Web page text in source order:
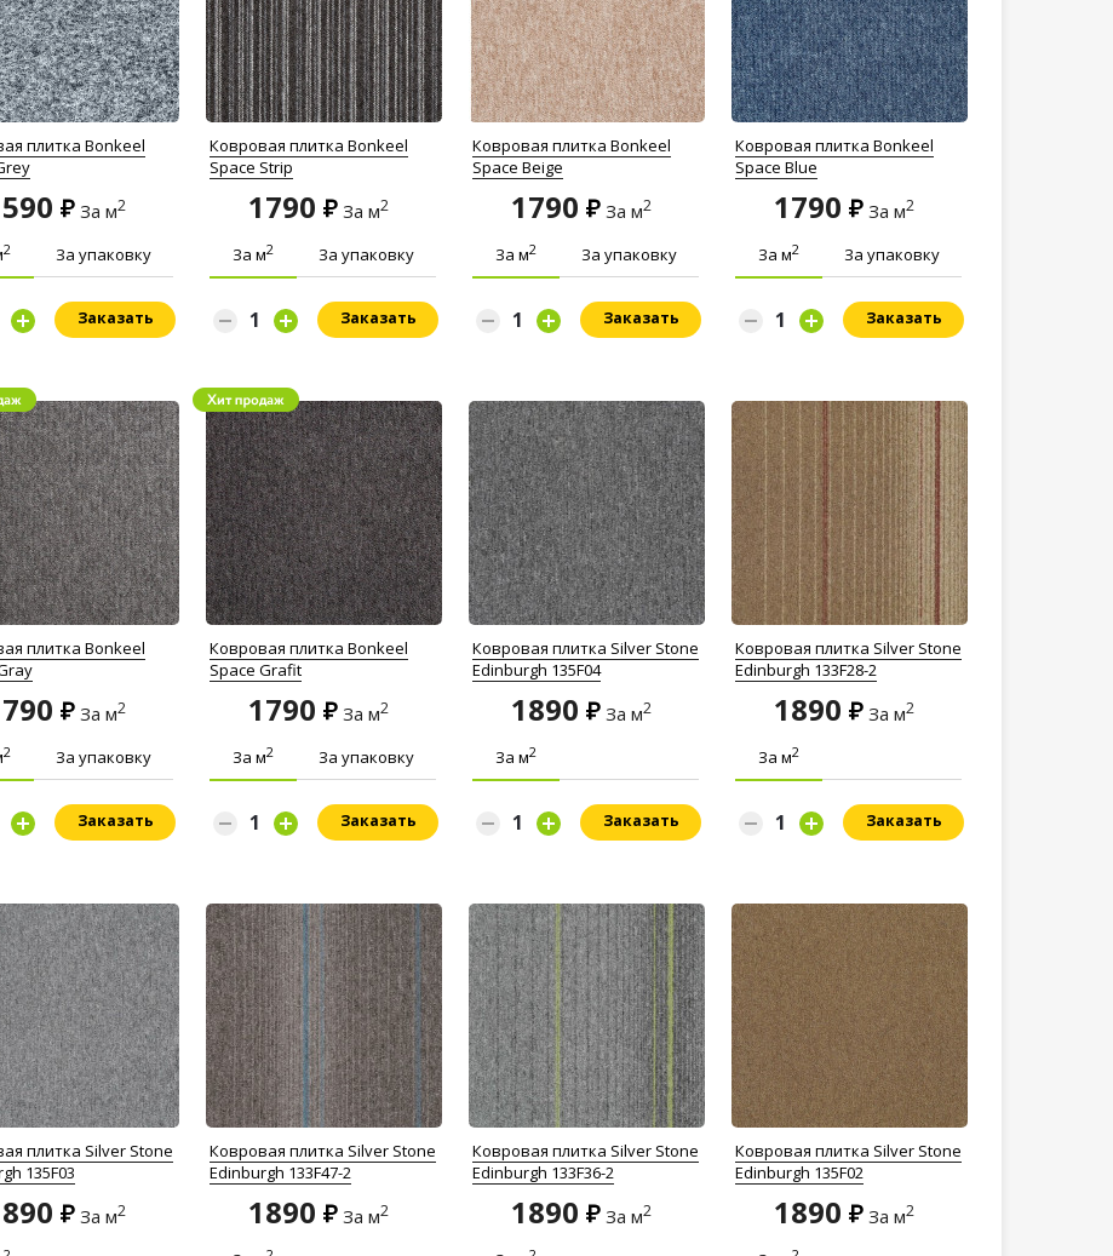
плитка Bonkeel
За м2
2 За упаковку
Заказать
Ковровая плитка Bonkeel
Space Strip
1790 За м2
За м2 За упаковку
Заказать
Ковровая плитка Bonkeel
Space Beige
1790 За м2
За м2 За упаковку
Заказать
Ковровая плитка Bonkeel
Space Blue
1790 За м2
За м2 За упаковку
Заказать
плитка Bonkeel
За м2
2 За упаковку
Заказать
Ковровая плитка Bonkeel
Space Grafit
1790 За м2
За м2 За упаковку
Заказать
Ковровая плитка Silver Stone
Edinburgh 135F04
1890 За м2
За м2
Заказать
Ковровая плитка Silver Stone
Edinburgh 133F28-2
1890 За м2
За м2
Заказать
плитка Silver Stone
135F03
За м2
Ковровая плитка Silver Stone
Edinburgh 133F47-2
1890 За м2
Ковровая плитка Silver Stone
Edinburgh 133F36-2
1890 За м2
Ковровая плитка Silver Stone
Edinburgh 135F02
1890 За м2